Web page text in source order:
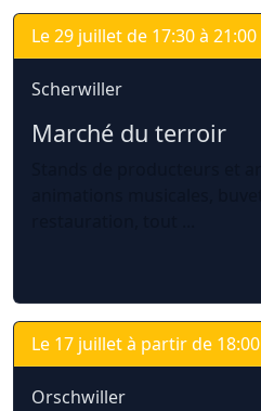
Le 29 juillet de 17:30 à 21:00
Scherwiller
Marché du terroir
Le 17 juillet à partir de 18:00
Orschwiller